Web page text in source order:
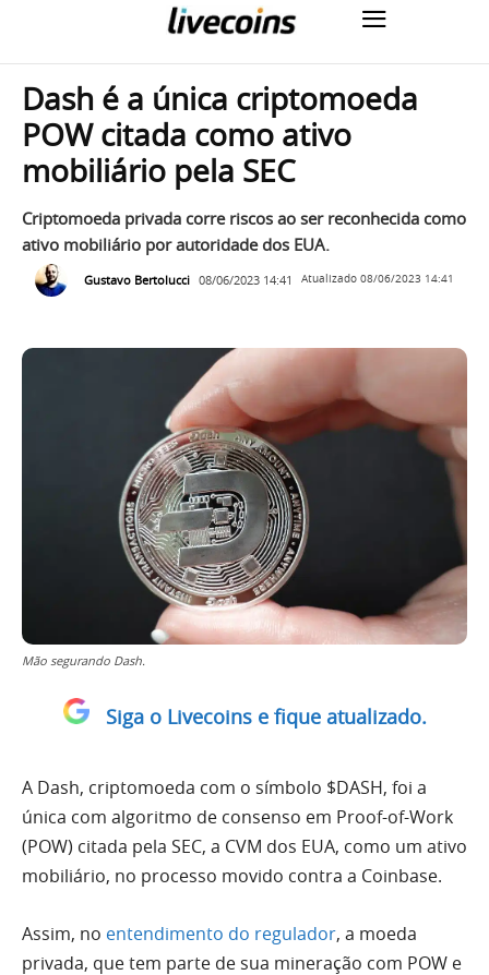
Dash é a única criptomoeda
POW citada como ativo
mobiliário pela SEC
Criptomoeda privada corre riscos ao ser reconhecida como
ativo mobiliário por autoridade dos EUA.
Gustavo Bertolucci 08/06/2023 14:41 Atualizado 08/06/2023 14:41
Mão segurando Dash.
Siga o Livecoins e fique atualizado.
A Dash, criptomoeda com o símbolo $DASH, foi a
única com algoritmo de consenso em Proof-of-Work
(POW) citada pela SEC, a CVM dos EUA, como um ativo
mobiliário, no processo movido contra a Coinbase.
Assim, no entendimento do regulador, a moeda
privada, que tem parte de sua mineração com POW e